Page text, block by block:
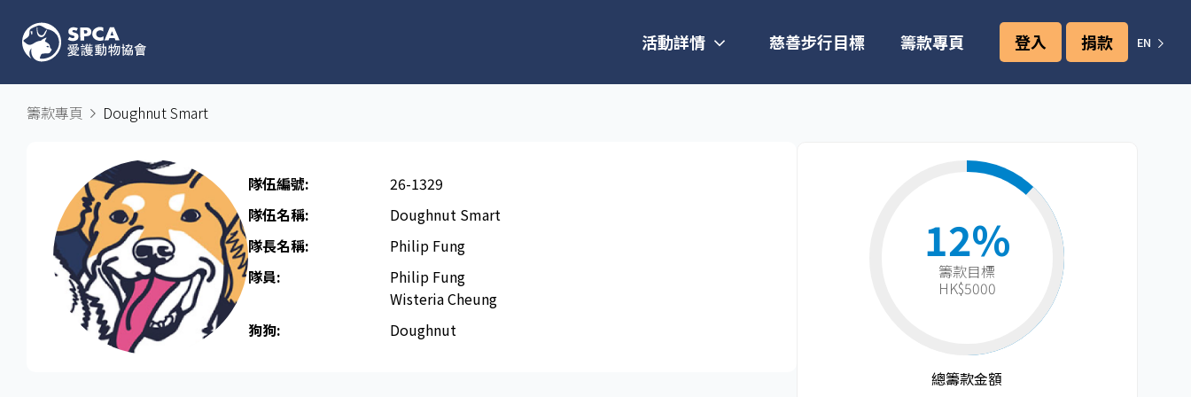
EN
活動詳情 慈善步行目標 籌款專頁 登入 捐款
籌款專頁 Doughnut Smart
隊伍編號:
26-1329
隊伍名稱:
Doughnut Smart
隊長名稱​:
Philip Fung
隊員:
Philip Fung
Wisteria Cheung
狗狗:
Doughnut
12%
籌款目標​
HK$5000
總籌款金額​